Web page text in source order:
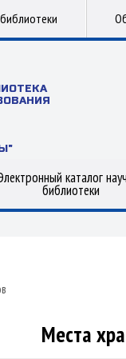
каталог
библиотеки
Места